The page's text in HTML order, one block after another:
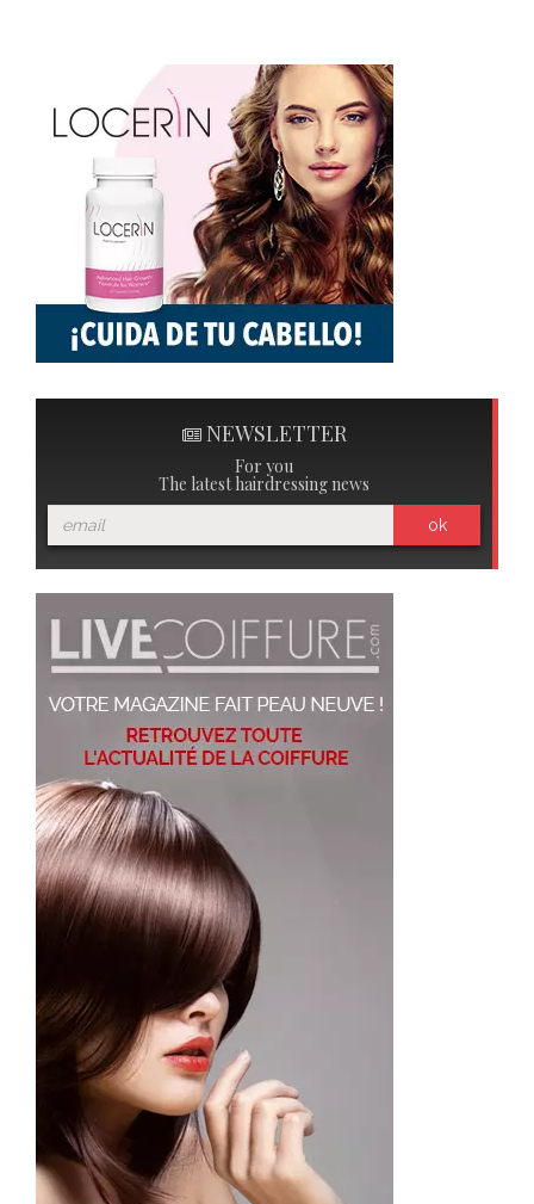
NEWSLETTER
For you
The latest hairdressing news
ok